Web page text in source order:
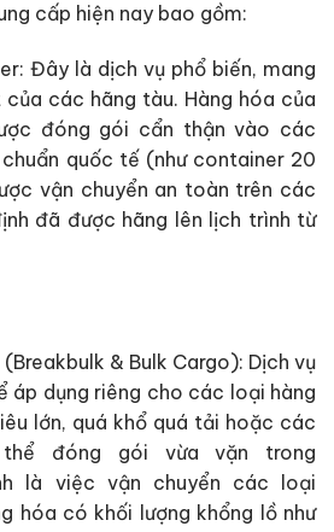
cấp hiện nay bao gồm:
Đây là dịch vụ phổ biến, mang
các hãng tàu. Hàng hóa của
đóng gói cẩn thận vào các
quốc tế (như container 20
vận chuyển an toàn trên các
đã được hãng lên lịch trình từ
& Bulk Cargo): Dịch vụ
áp dụng riêng cho các loại hàng
lớn, quá khổ quá tải hoặc các
đóng gói vừa vặn trong
là việc vận chuyển các loại
hóa có khối lượng khổng lồ như